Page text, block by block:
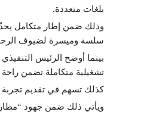
بلغات متعددة.
وذلك ضمن إطار متكامل
سلسة وميسرة لضيوف
بينما أوضح الرئيس
تشغيلية متكاملة تضمن
كذلك تسهم في تقديم تجربة
ويأتي ذلك ضمن جهود